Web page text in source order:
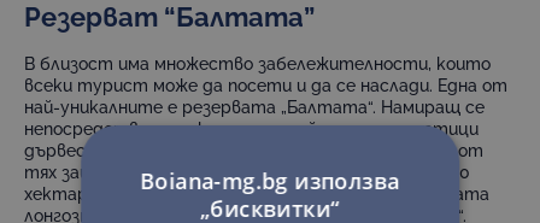
Резерват “Балтата”
В близост има множество забележителности, които
всеки турист може да посети и да се наслади. Една от
най-уникалните е резервата „Балтата“. Намиращ се
непосредствено до курорта, той е дом на стотици
дървесни, тревисти и животински видове. Много от
тях защитени. Простира се на площ повече от 200
хектара и обхваща северната част на европейската
лонгозна гора и долното течение на река „Батова“.
Boiana-mg.bg използва
„бисквитки“